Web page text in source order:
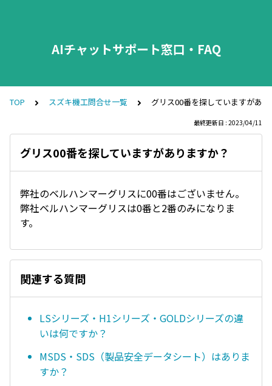
AIチャットサポート窓口・FAQ
TOP スズキ機工問合せ一覧 グリス00番を探していますがあ
最終更新日 : 2023/04/11
グリス00番を探していますがありますか？
弊社のベルハンマーグリスに00番はございません。
弊社ベルハンマーグリスは0番と2番のみになりま
す。
関連する質問
LSシリーズ・H1シリーズ・GOLDシリーズの違
いは何ですか？
MSDS・SDS（製品安全データシート）はありま
すか？